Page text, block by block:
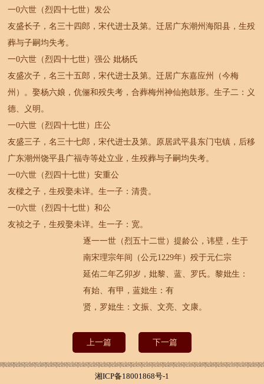
一0六世（烈四十七世）发公
友盛长子，名三十四郎，宋代进士及第。迁居广东潮州海阳县，生殁
葬与子嗣均失考。
一0六世（烈四十七世）强公 妣杨氏
友盛次子，名三十五郎，宋代进士及第。迁居广东嘉应州（今梅
州）。娶杨六娘，伉俪和殁失考，合葬梅州神仙抱鼓形。生子二：义
德、义明。
一0六世（烈四十七世）庄公
友盛三子，名三十七郎，宋代进士及第。原居武平县东门屯镇，后移
广东潮州饶平县广福寺等处立业，生殁葬与子嗣均失考。
一0六世（烈四十七世）安重公
友樑之子，生殁娶未详。生一子：清贵。
一0六世（烈四十七世）和公
友祯之子，生殁娶未详。生一子：宽。
逐一一世（烈五十二世）提龄公，讳壁，生于
南宋理宗年间（公元1229年）殁于元仁宗
延佑二年乙卯岁，妣黎、蓝、罗氏。黎妣生：
有始、有甲，蓝妣生：有
贤，罗妣生：文振、文亮、文康。
上一篇 下一篇
湘ICP备18001868号-1